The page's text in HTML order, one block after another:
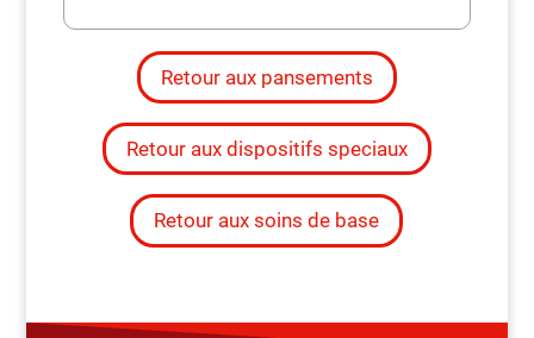
Retour aux pansements
Retour aux dispositifs speciaux
Retour aux soins de base